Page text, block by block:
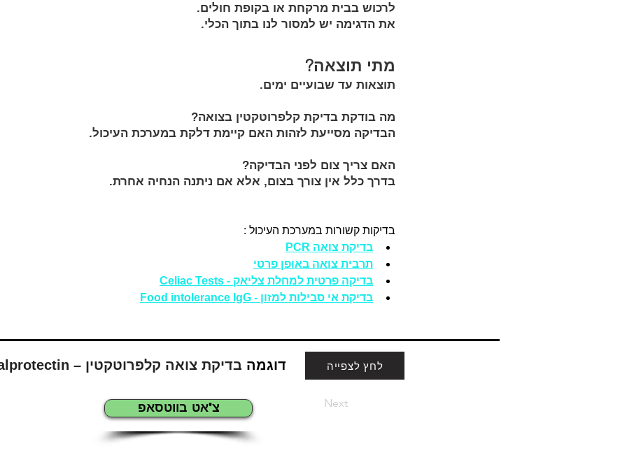
לרכוש בבית מרקחת או בקופת חולים.
את הדגימה יש למסור לנו בתוך הכלי.
מתי תוצאה?
תוצאות עד שבועיים ימים.
מה בודקת בדיקת קלפרוטקטין בצואה?
הבדיקה מסייעת לזהות האם קיימת דלקת במערכת העיכול.
האם צריך צום לפני הבדיקה?
בדרך כלל אין צורך בצום, אלא אם ניתנה הנחיה אחרת.
בדיקות קשורות במערכת העיכול :
בדיקת צואה PCR
תרבית צואה באופן פרטי
בדיקה פרטית למחלת צליאק - Celiac Tests
בדיקת אי סבילות למזון - Food intolerance IgG
בדיקת צואה קלפרוטקטין – Calprotectin דוגמה לחץ לצפייה
צ'אט בווטסאפ Next